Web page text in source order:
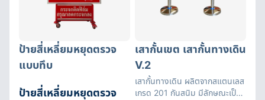
ป้ายสี่เหลี่ยมหยุดตรวจ
แบบทึบ
ป้ายสี่เหลี่ยมหยุดตรวจ
เสากั้นเขต เสากั้นทางเดิน
V.2
เสากั้นทางเดิน ผลิตจากสแตนเลส
เกรด 201 กันสนิม มีลักษณะเป็น